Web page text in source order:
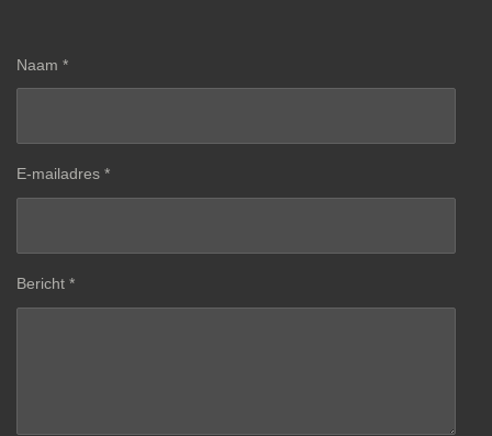
Naam *
E-mailadres *
Bericht *